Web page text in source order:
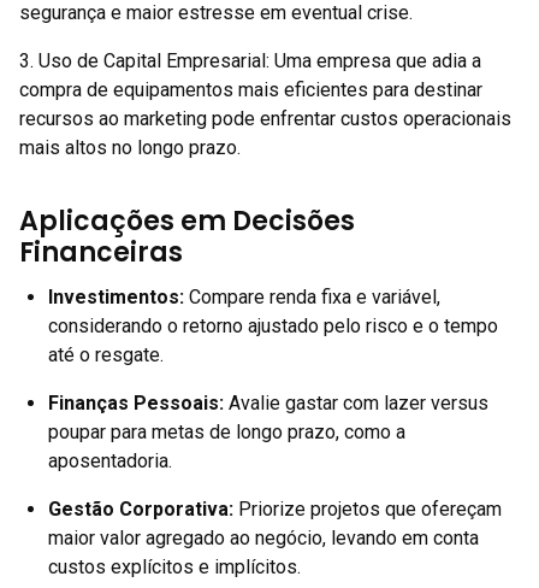
segurança e maior estresse em eventual crise.
3. Uso de Capital Empresarial: Uma empresa que adia a
compra de equipamentos mais eficientes para destinar
recursos ao marketing pode enfrentar custos operacionais
mais altos no longo prazo.
Aplicações em Decisões
Financeiras
Investimentos: Compare renda fixa e variável,
considerando o retorno ajustado pelo risco e o tempo
até o resgate.
Finanças Pessoais: Avalie gastar com lazer versus
poupar para metas de longo prazo, como a
aposentadoria.
Gestão Corporativa: Priorize projetos que ofereçam
maior valor agregado ao negócio, levando em conta
custos explícitos e implícitos.